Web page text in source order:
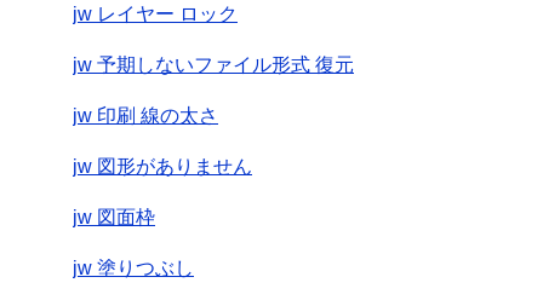
jw レイヤー ロック
jw 予期しないファイル形式 復元
jw 印刷 線の太さ
jw 図形がありません
jw 図面枠
jw 塗りつぶし